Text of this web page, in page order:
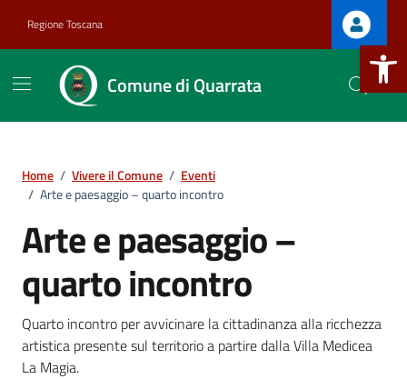
Apri la
Regione Toscana
Comune di Quarrata
Home / Vivere il Comune / Eventi
/ Arte e paesaggio – quarto incontro
Arte e paesaggio –
quarto incontro.
Quarto incontro per avvicinare la cittadinanza alla ricchezza
artistica presente sul territorio a partire dalla Villa Medicea
La Magia..